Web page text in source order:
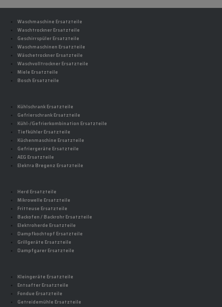
Waschmaschine Ersatzteile
Waschtrockner Ersatzteile
Geschirrspüler Ersatzteile
Waschmaschinen Ersatzteile
Wäschetrockner Ersatzteile
Waschvolltrockner Ersatzteile
Miele Ersatzteile
Bosch Ersatzteile
Kühlschrank Ersatzteile
Gefrierschrank Ersatzteile
Kühl-/Gefrierkombination Ersatzteile
Tiefkühler Ersatzteile
Küchenmaschine Ersatzteile
Gefriergeräte Ersatzteile
AEG Ersatzteile
Elektra Bregenz Ersatzteile
Herd Ersatzteile
Mikrowelle Ersatzteile
Fritteuse Ersatzteile
Backofen / Backrohr Ersatzteile
Elektroherde Ersatzteile
Dampfkochtopf Ersatzteile
Grillgeräte Ersatzteile
Dampfgarer Ersatzteile
Kleingeräte Ersatzteile
Entsafter Ersatzteile
Fondue Ersatzteile
Getreidemühle Ersatzteile